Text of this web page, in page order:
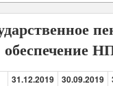
обеспечение
31.12.2019 30.09.2019